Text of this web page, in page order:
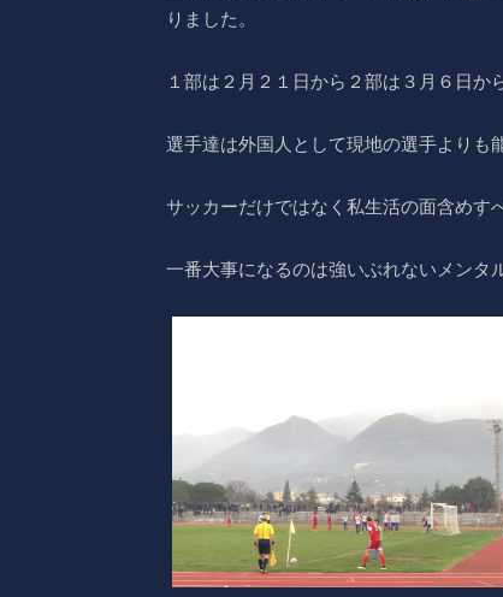
りました。
１部は２月２１日から２部は３月６日か
選手達は外国人として現地の選手よりも
サッカーだけではなく私生活の面含めす
一番大事になるのは強いぶれないメンタ